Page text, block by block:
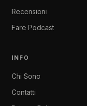
Recensioni
Fare Podcast
INFO
Chi Sono
Contatti